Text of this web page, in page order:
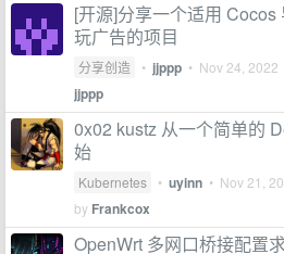
[开源]分享一个适用 Cocos
玩广告的项目
分享创造 • jjppp • Nov 24, 2022
jjppp
0x02 kustz 从一个简单的
始
Kubernetes • uyinn • Nov 21,
by Frankcox
OpenWrt 多网口桥接配置